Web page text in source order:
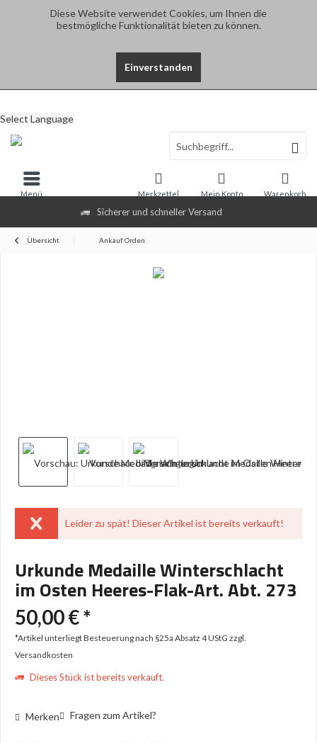
Diese Website verwendet Cookies, um Ihnen die
bestmögliche Funktionalität bieten zu können.
Einverstanden
Sicherer und schneller Versand
Select Language
Warenkorb
Merkzettel Mein Konto
Menü
Übersicht Ankauf Orden
Leider zu spät! Dieser Artikel ist bereits verkauft!
Urkunde Medaille Winterschlacht
im Osten Heeres-Flak-Art. Abt. 273
50,00 € *
*Artikel unterliegt Besteuerung nach §25a Absatz 4 UStG zzgl.
Versandkosten
Dieses Stück ist bereits verkauft.
Merken Fragen zum Artikel?